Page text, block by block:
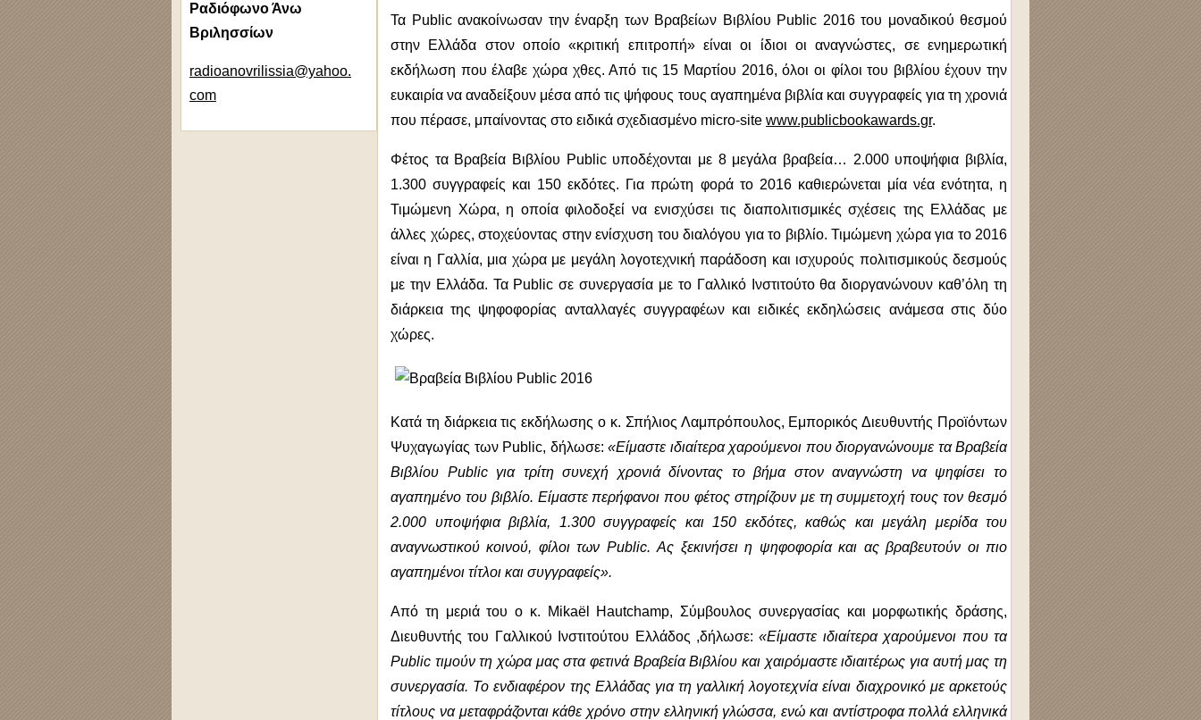
Ραδιόφωνο Άνω
Βριλησσίων
radioanovrilissia@yahoo.
com
Τα Public ανακοίνωσαν την έναρξη των Βραβείων Βιβλίου Public 2016 του μοναδικού θεσμού
στην Ελλάδα στον οποίο «κριτική επιτροπή» είναι οι ίδιοι οι αναγνώστες, σε ενημερωτική
εκδήλωση που έλαβε χώρα χθες. Από τις 15 Μαρτίου 2016, όλοι οι φίλοι του βιβλίου έχουν την
ευκαιρία να αναδείξουν μέσα από τις ψήφους τους αγαπημένα βιβλία και συγγραφείς για τη χρονιά
που πέρασε, μπαίνοντας στο ειδικά σχεδιασμένο micro-site www.publicbookawards.gr.
Φέτος τα Βραβεία Βιβλίου Public υποδέχονται με 8 μεγάλα βραβεία… 2.000 υποψήφια βιβλία,
1.300 συγγραφείς και 150 εκδότες. Για πρώτη φορά το 2016 καθιερώνεται μία νέα ενότητα, η
Τιμώμενη Χώρα, η οποία φιλοδοξεί να ενισχύσει τις διαπολιτισμικές σχέσεις της Ελλάδας με
άλλες χώρες, στοχεύοντας στην ενίσχυση του διαλόγου για το βιβλίο. Τιμώμενη χώρα για το 2016
είναι η Γαλλία, μια χώρα με μεγάλη λογοτεχνική παράδοση και ισχυρούς πολιτισμικούς δεσμούς
με την Ελλάδα. Τα Public σε συνεργασία με το Γαλλικό Ινστιτούτο θα διοργανώνουν καθ’όλη τη
διάρκεια της ψηφοφορίας ανταλλαγές συγγραφέων και ειδικές εκδηλώσεις ανάμεσα στις δύο
χώρες.
Κατά τη διάρκεια τις εκδήλωσης ο κ. Σπήλιος Λαμπρόπουλος, Εμπορικός Διευθυντής Προϊόντων
Ψυχαγωγίας των Public, δήλωσε: «Είμαστε ιδιαίτερα χαρούμενοι που διοργανώνουμε τα Βραβεία
Βιβλίου Public για τρίτη συνεχή χρονιά δίνοντας το βήμα στον αναγνώστη να ψηφίσει το
αγαπημένο του βιβλίο. Είμαστε περήφανοι που φέτος στηρίζουν με τη συμμετοχή τους τον θεσμό
2.000 υποψήφια βιβλία, 1.300 συγγραφείς και 150 εκδότες, καθώς και μεγάλη μερίδα του
αναγνωστικού κοινού, φίλοι των Public. Ας ξεκινήσει η ψηφοφορία και ας βραβευτούν οι πιο
αγαπημένοι τίτλοι και συγγραφείς».
Από τη μεριά του ο κ. Mikaël Hautchamp, Σύμβουλος συνεργασίας και μορφωτικής δράσης,
Διευθυντής του Γαλλικού Ινστιτούτου Ελλάδος ,δήλωσε:«Είμαστε ιδιαίτερα χαρούμενοι που τα
Public τιμούν τη χώρα μας στα φετινά Βραβεία Βιβλίου και χαιρόμαστε ιδιαιτέρως για αυτή μας τη
συνεργασία. Το ενδιαφέρον της Ελλάδας για τη γαλλική λογοτεχνία είναι διαχρονικό με αρκετούς
τίτλους να μεταφράζονται κάθε χρόνο στην ελληνική γλώσσα, ενώ και αντίστροφα πολλά ελληνικά